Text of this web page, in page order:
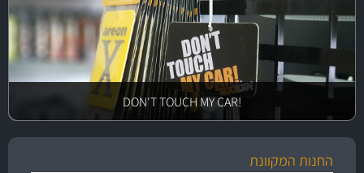
!DON'T TOUCH MY CAR
החנות המקוונת